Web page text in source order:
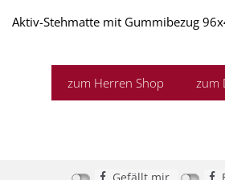
Aktiv-Stehmatte mit Gummibezug
zum Herren Shop zum